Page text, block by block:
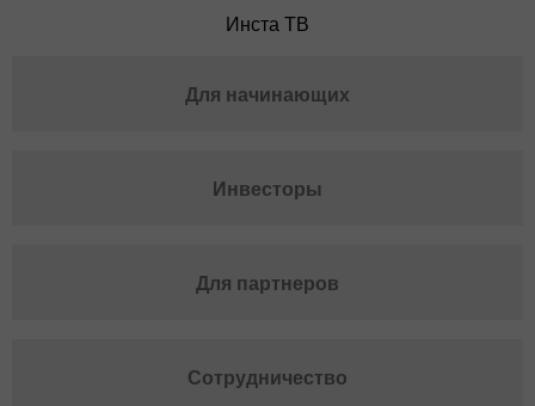
Инста ТВ
Для начинающих
Инвесторы
Для партнеров
Сотрудничество